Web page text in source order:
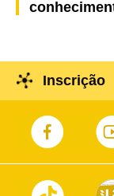
Inscrição